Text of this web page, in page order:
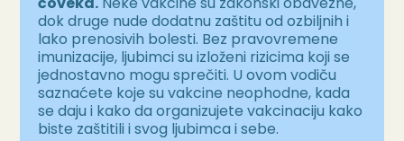
dok druge nude dodatnu zaštitu od ozbiljnih i
lako prenosivih bolesti. Bez pravovremene
imunizacije, ljubimci su izloženi rizicima koji se
jednostavno mogu sprečiti. U ovom vodiču
saznaćete koje su vakcine neophodne, kada
se daju i kako da organizujete vakcinaciju kako
biste zaštitili i svog ljubimca i sebe.